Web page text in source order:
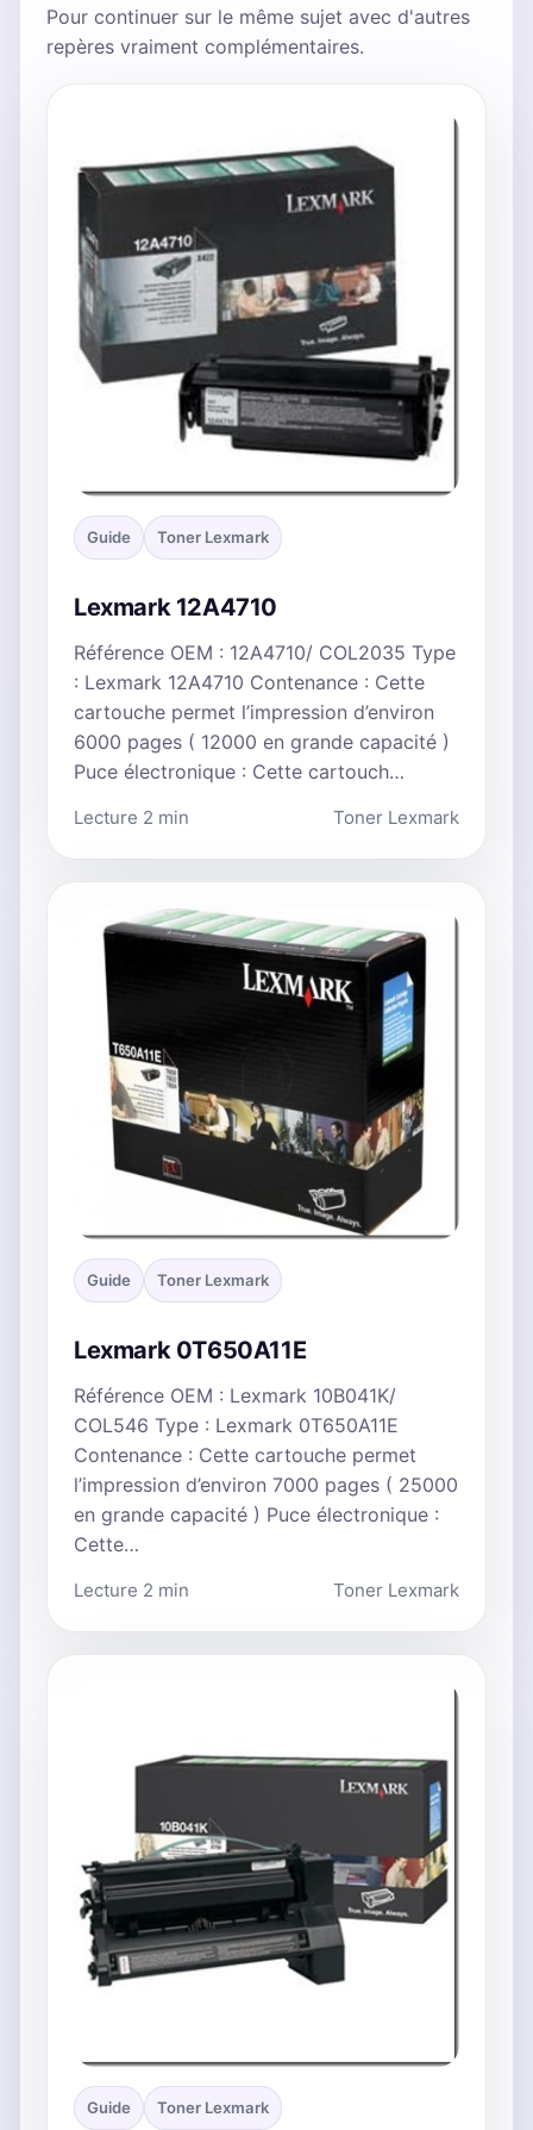
Pour continuer sur le même sujet avec d'autres
repères vraiment complémentaires.
Guide Toner Lexmark
Lexmark 12A4710
Référence OEM : 12A4710/ COL2035 Type
: Lexmark 12A4710 Contenance : Cette
cartouche permet l’impression d’environ
6000 pages ( 12000 en grande capacité )
Puce électronique : Cette cartouch…
Lecture 2 min Toner Lexmark
Guide Toner Lexmark
Lexmark 0T650A11E
Référence OEM : Lexmark 10B041K/
COL546 Type : Lexmark 0T650A11E
Contenance : Cette cartouche permet
l’impression d’environ 7000 pages ( 25000
en grande capacité ) Puce électronique :
Cette…
Lecture 2 min Toner Lexmark
Guide Toner Lexmark